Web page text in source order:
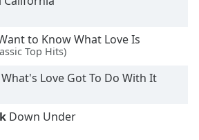
to Know What Love Is
Top Hits)
What's Love Got To Do With It
Down Under